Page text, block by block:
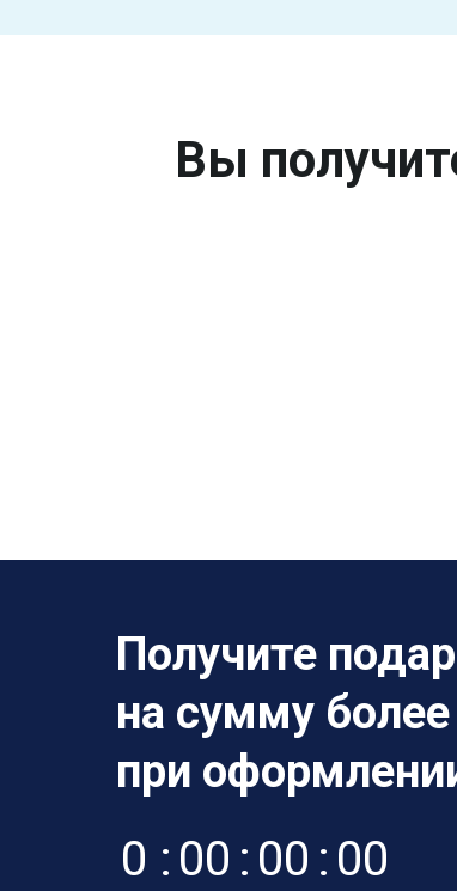
Вы
Получите
на сумму более
при
0 : 00 : 00 : 00